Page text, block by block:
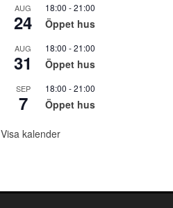
AUG
24
18:00 -21:00
Öppet hus
AUG
31
18:00 -21:00
Öppet hus
SEP
7
18:00 -21:00
Öppet hus
Visa kalender